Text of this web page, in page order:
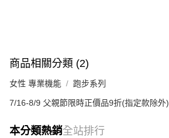
商品相關分類 (2)
女性 專業機能 跑步系列
7/16-8/9 父親節限時正價品9折(指定款除外)
本分類熱銷全站排行